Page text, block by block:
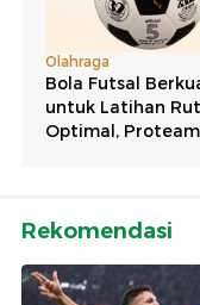
Rekomendasi